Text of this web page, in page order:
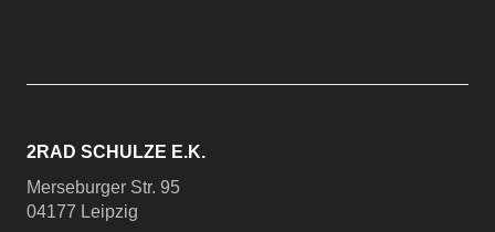
2RAD SCHULZE E.K.
Merseburger Str. 95
04177 Leipzig